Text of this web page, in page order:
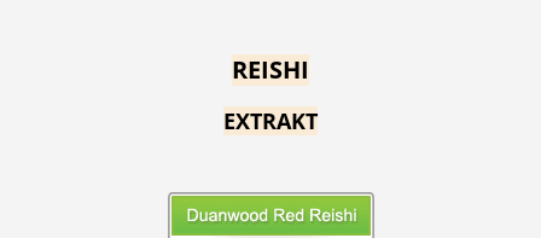
REISHI
EXTRAKT